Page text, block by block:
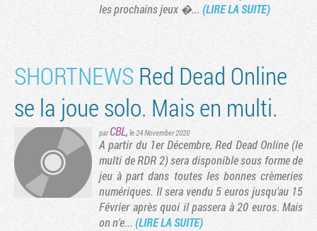
les prochains jeux �...(LIRE LA SUITE)
SHORTNEWS Red Dead Online
se la joue solo. Mais en multi.
parCBL, le 24 November 2020
A partir du 1er Décembre, Red Dead Online (le
multi de RDR 2) sera disponible sous forme de
jeu à part dans toutes les bonnes crèmeries
numériques. Il sera vendu 5 euros jusqu'au 15
Février après quoi il passera à 20 euros. Mais
on n'e... (LIRE LA SUITE)